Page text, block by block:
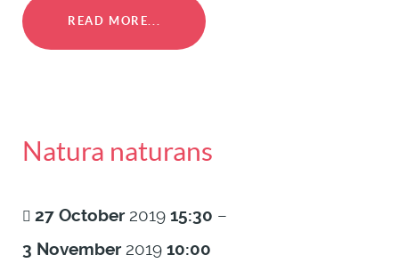
READ MORE...
Natura naturans
27 October 2019 15:30 –
3 November 2019 10:00